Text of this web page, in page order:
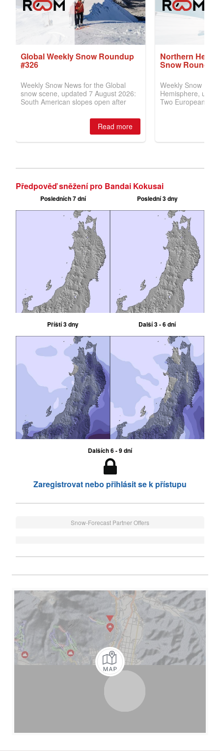
Předpověď sněžení pro Bandai Kokusai
Posledních 7 dní Poslední 3 dny
Příští 3 dny Další 3 - 6 dní
Dalších 6 - 9 dní
Zaregistrovat nebo přihlásit se k přístupu
Snow-Forecast Partner Offers